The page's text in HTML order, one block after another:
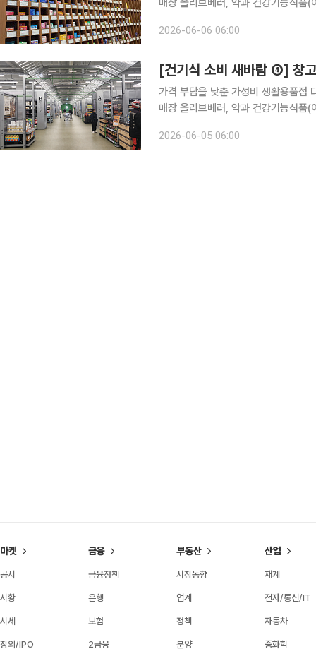
매장 올리브베러, 약과 건강기능식품
넓어지고 있다. 가격은 매력적이고
2026-06-06 06:00
[건기식 소비 새바람 ④] 창
가격 부담을 낮춘 가성비 생활용품점
매장 올리브베러, 약과 건강기능식품
넓어지고 있다. 가격은 매력적이고
2026-06-05 06:00
마켓
공시
시황
시세
장외/IPO
금융
금융정책
은행
보험
2금융
부동산
시장동향
업계
정책
분양
산업
재계
전자/통신/IT
자동차
중화학